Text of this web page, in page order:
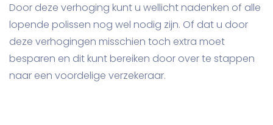
Door deze verhoging kunt u wellicht nadenken of alle
lopende polissen nog wel nodig zijn. Of dat u door
deze verhogingen misschien toch extra moet
besparen en dit kunt bereiken door over te stappen
naar een voordelige verzekeraar.